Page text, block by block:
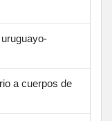
a cuerpos de